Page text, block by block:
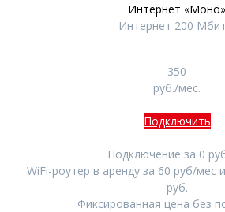
Интернет «Моно»
Интернет 200
350
руб./мес.
Подключить
Подключение за 0
WiFi-роутер в аренду за 60 руб/мес
руб.
Фиксированная цена без